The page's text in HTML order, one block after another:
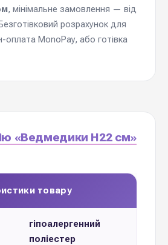
, мінімальне замовлення — від
розрахунок для
MonoPay, або готівка
«Ведмедики H22 см»
товару
гіпоалергенний
поліестер